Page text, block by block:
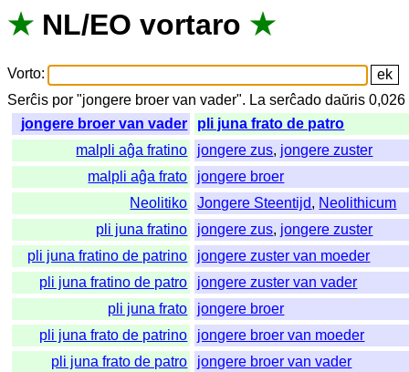
★ NL/EO vortaro ★
Vorto:
Serĉis por "jongere broer van vader". La serĉado daŭris 0,026
jongere broer van vader
pli juna frato de patro
malpli aĝa fratino
jongere zus, jongere zuster
malpli aĝa frato
jongere broer
Neolitiko
Jongere Steentijd, Neolithicum
pli juna fratino
jongere zus, jongere zuster
pli juna fratino de patrino
jongere zuster van moeder
pli juna fratino de patro
jongere zuster van vader
pli juna frato
jongere broer
pli juna frato de patrino
jongere broer van moeder
pli juna frato de patro
jongere broer van vader